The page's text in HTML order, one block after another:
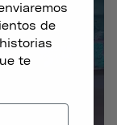
de
te